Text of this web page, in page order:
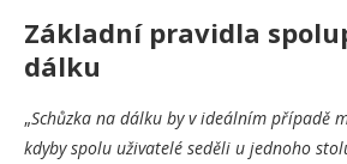
Základní pravidla
dálku
„Schůzka na dálku by v ideálním případě
kdyby spolu uživatelé seděli u jednoho